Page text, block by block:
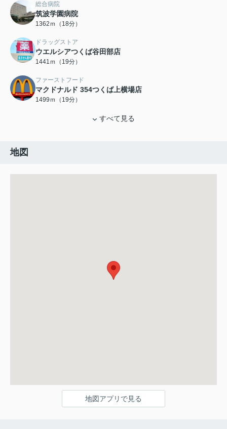
総合病院
筑波学園病院
1362ｍ（18分）
ドラッグストア
ウエルシアつくば谷田部店
1441ｍ（19分）
ファーストフード
マクドナルド 354つくば上横場店
1499ｍ（19分）
すべて見る
地図
地図アプリで見る